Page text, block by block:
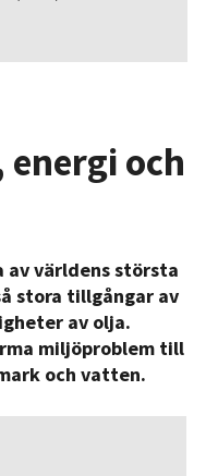
och
av världens största
stora tillgångar av
av olja.
miljöproblem till
och vatten.